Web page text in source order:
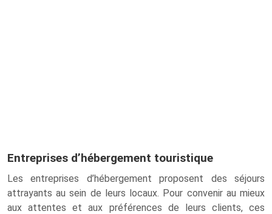
Entreprises d’hébergement touristique
Les entreprises d’hébergement proposent des séjours
attrayants au sein de leurs locaux. Pour convenir au mieux
aux attentes et aux préférences de leurs clients, ces